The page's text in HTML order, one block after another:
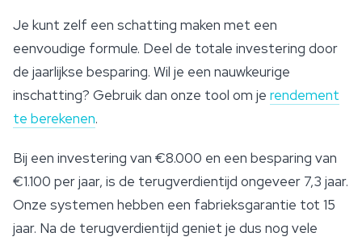
Je kunt zelf een schatting maken met een
eenvoudige formule. Deel de totale investering door
de jaarlijkse besparing. Wil je een nauwkeurige
inschatting? Gebruik dan onze tool om je rendement
te berekenen.
Bij een investering van €8.000 en een besparing van
€1.100 per jaar, is de terugverdientijd ongeveer 7,3 jaar.
Onze systemen hebben een fabrieksgarantie tot 15
jaar. Na de terugverdientijd geniet je dus nog vele